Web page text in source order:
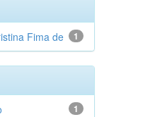
1
Fima de
1